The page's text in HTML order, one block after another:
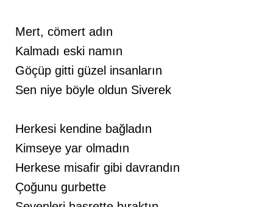
Mert, cömert adın
Kalmadı eski namın
Göçüp gitti güzel insanların
Sen niye böyle oldun Siverek
Herkesi kendine bağladın
Kimseye yar olmadın
Herkese misafir gibi davrandın
Çoğunu gurbette